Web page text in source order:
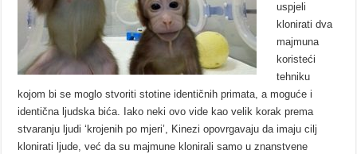
uspjeli
klonirati dva
majmuna
koristeći
tehniku
kojom bi se moglo stvoriti stotine identičnih primata, a moguće i
identična ljudska bića. Iako neki ovo vide kao velik korak prema
stvaranju ljudi ‘krojenih po mjeri’, Kinezi opovrgavaju da imaju cilj
klonirati ljude, već da su majmune klonirali samo u znanstvene